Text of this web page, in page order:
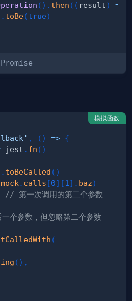
( ) . then ( ( result) =>
. toBe(true)
Promise
模拟函数
, ( ) => {
jest . fn ( )
. toBeCalled ( )
mock . calls [0] [1 ] . baz)
// 第一次调用的第二个参数
个参数，但忽略第二个参数
(
( ) ,